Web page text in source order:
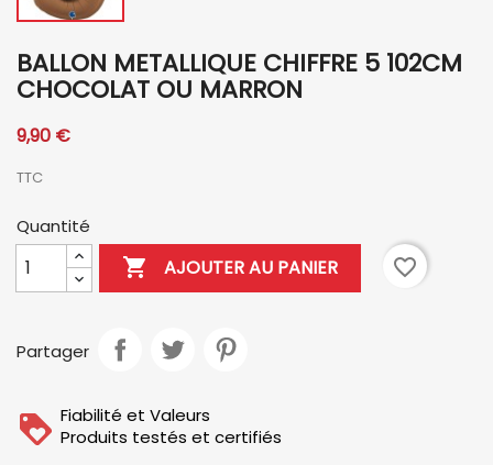
BALLON METALLIQUE CHIFFRE 5 102CM
CHOCOLAT OU MARRON
9,90 €
TTC
Quantité
 AJOUTER AU PANIER favorite_border
Partager
Fiabilité et Valeurs
Produits testés et certifiés